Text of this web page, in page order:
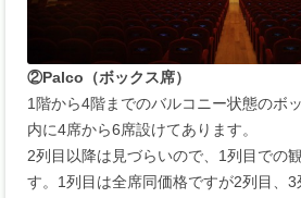
②Palco（ボックス席）
1階から4階までのバルコニー状態のボ
内に4席から6席設けてあります。
2列目以降は見づらいので、1列目での
す。1列目は全席同価格ですが2列目、